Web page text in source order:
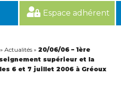
Espace adhérent
» Actualités » 20/06/06 – 1ère
supérieur et la
6 et 7 juillet 2006 à Gréoux